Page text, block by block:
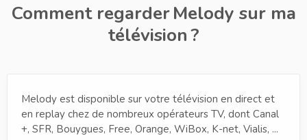
Comment regarder Melody sur ma
télévision ?
Melody est disponible sur votre télévision en direct et
en replay chez de nombreux opérateurs TV, dont Canal
+, SFR, Bouygues, Free, Orange, WiBox, K-net, Vialis, ...